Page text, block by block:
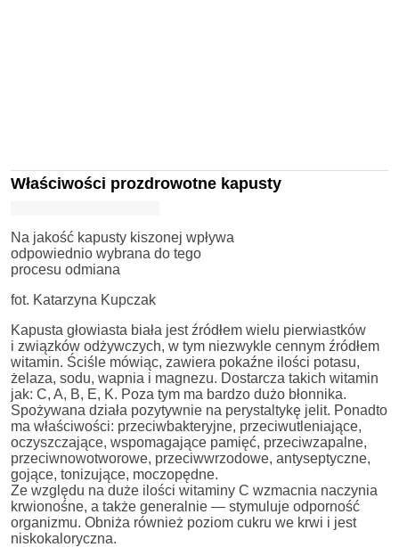
Właściwości prozdrowotne kapusty
Na jakość kapusty kiszonej wpływa
odpowiednio wybrana do tego
procesu odmiana
fot. Katarzyna Kupczak
Kapusta głowiasta biała jest źródłem wielu pierwiastków
i związków odżywczych, w tym niezwykle cennym źródłem
witamin. Ściśle mówiąc, zawiera pokaźne ilości potasu,
żelaza, sodu, wapnia i magnezu. Dostarcza takich witamin
jak: C, A, B, E, K. Poza tym ma bardzo dużo błonnika.
Spożywana działa pozytywnie na perystaltykę jelit. Ponadto
ma właściwości: przeciwbakteryjne, przeciwutleniające,
oczyszczające, wspomagające pamięć, przeciwzapalne,
przeciwnowotworowe, przeciwwrzodowe, antyseptyczne,
gojące, tonizujące, moczopędne.
Ze względu na duże ilości witaminy C wzmacnia naczynia
krwionośne, a także generalnie — stymuluje odporność
organizmu. Obniża również poziom cukru we krwi i jest
niskokaloryczna.